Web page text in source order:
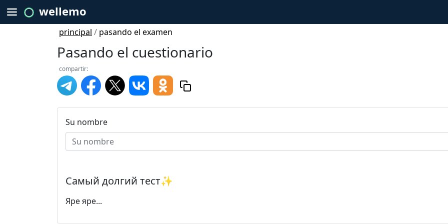
wellemo
principal / pasando el examen
Pasando el cuestionario
compartir:
Su nombre
Самый долгий тест✨️
Яре яре...